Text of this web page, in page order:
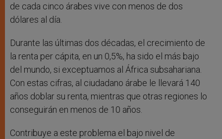
de cada cinco árabes vive con menos de dos
dólares al día.
Durante las últimas dos décadas, el crecimiento de
la renta per cápita, en un 0,5%, ha sido el más bajo
del mundo, si exceptuamos al África subsahariana.
Con estas cifras, al ciudadano árabe le llevará 140
años doblar su renta, mientras que otras regiones lo
conseguirán en menos de 10 años.
Contribuye a este problema el bajo nivel de